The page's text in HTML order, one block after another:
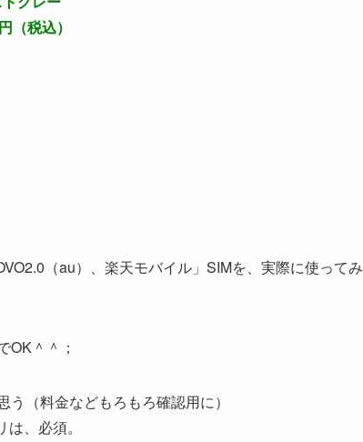
（税込）
（au）、楽天モバイル」SIMを、実際に使ってみ
OK＾＾；
（料金などもろもろ確認用に）
、必須。